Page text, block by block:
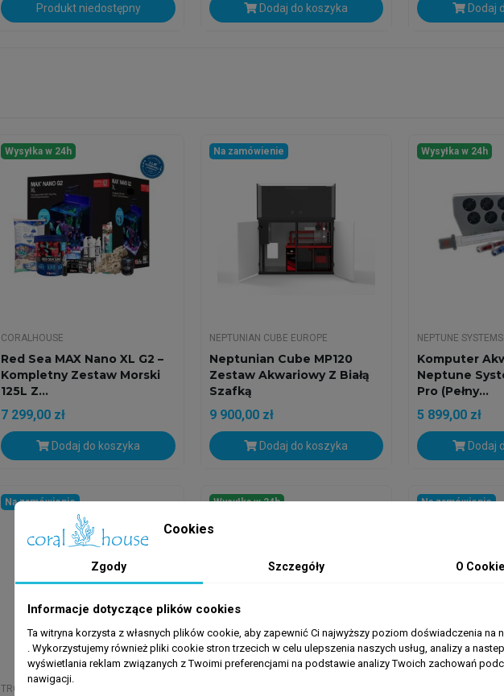
Produkt niedostępny Dodaj do koszyka Dodaj
Wysyłka w 24h
CORALHOUSE
Red Sea MAX Nano XL G2 –
Kompletny Zestaw Morski
125L Z...
7 299,00 zł
Dodaj do koszyka
Na zamówienie
TROPIC CREATIONS
Na zamówienie
NEPTUNIAN CUBE EUROPE
Neptunian Cube MP120
Zestaw Akwariowy Z Białą
Szafką
9 900,00 zł
Dodaj do koszyka
Wysyłka w 24h
Wysyłka w 24h
NEPTUNE SYSTEMS
Komputer
Neptune
Pro (Pełny...
5 899,00 zł
Dodaj
Na zamówienie
Cookies
Zgody Szczegóły O
Informacje dotyczące plików cookies
Ta witryna korzysta z własnych plików cookie, aby zapewnić Ci najwyższy poziom doświadczenia na
. Wykorzystujemy również pliki cookie stron trzecich w celu ulepszenia naszych usług, analizy a
wyświetlania reklam związanych z Twoimi preferencjami na podstawie analizy Twoich zachowań
nawigacji.